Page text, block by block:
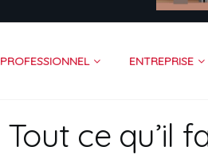
PROFESSIONNEL ENTREPRISE
Tout ce qu’il